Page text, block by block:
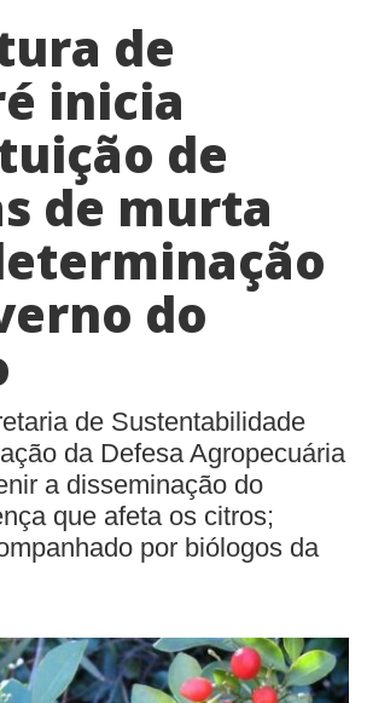
de
inicia
de
de murta
do
de Sustentabilidade
da Defesa Agropecuária
a disseminação do
que afeta os citros;
por biólogos da